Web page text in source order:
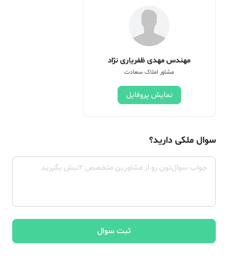
مهندس مهدی ظفریاری نژاد
مشاور املاک سعادت
نمایش پروفایل
سوال ملکی دارید؟
ثبت سوال